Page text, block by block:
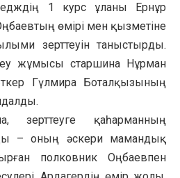
1 курс ұланы Ернұр
өмірі мен қызметіне
зерттеуін таныстырды.
жұмысы старшина Нұрман
Гүлмира Боталқызының
зерттеуге қаһарманның
– оның әскери мамандық
полковник Оңбаевпен